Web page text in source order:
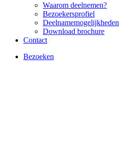
Waarom deelnemen?
Bezoekersprofiel
Deelnamemogelijkheden
Download brochure
Contact
Bezoeken